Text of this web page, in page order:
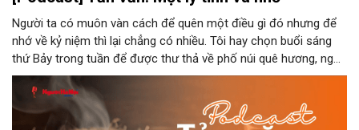
Người ta có muôn vàn cách để quên một điều gì đó nhưng để
nhớ về kỷ niệm thì lại chẳng có nhiều. Tôi hay chọn buổi sáng
thứ Bảy trong tuần để được thư thả về phố núi quê hương, ngồi
đợi giọt đắng của đất đai, mưa nắng điểm từng nhịp xuống
chiếc ly sứ như đợi thời gian mở cánh cửa diệu kì của mình.